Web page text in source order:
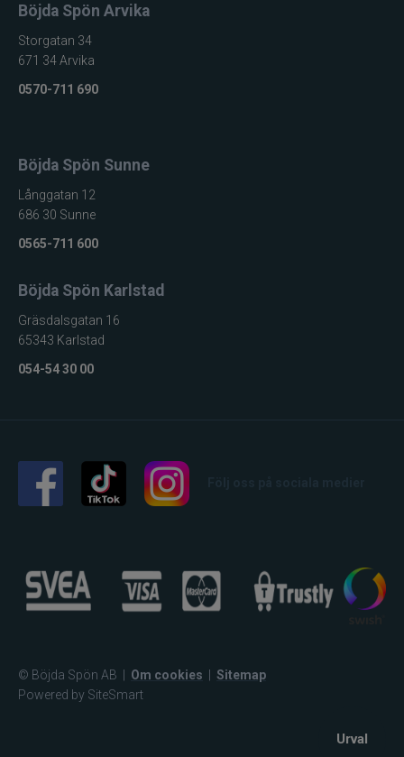
Urval
Böjda Spön Arvika
Storgatan 34
671 34 Arvika
0570-711 690
Böjda Spön Sunne
Långgatan 12
686 30 Sunne
0565-711 600
Böjda Spön Karlstad
Gräsdalsgatan 16
65343 Karlstad
054-54 30 00
© Böjda Spön AB Om cookies
Sitemap
Powered by SiteSmart